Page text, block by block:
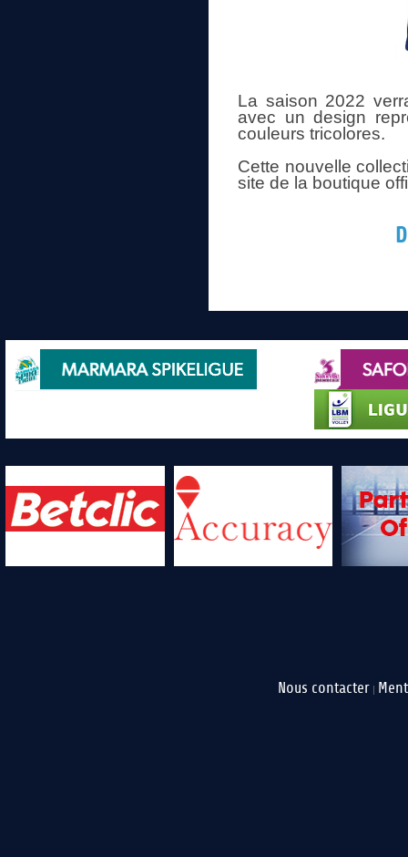
La saison 2022
avec un design
couleurs tricolores.
Cette nouvelle
site de la boutique
Nous contacter |